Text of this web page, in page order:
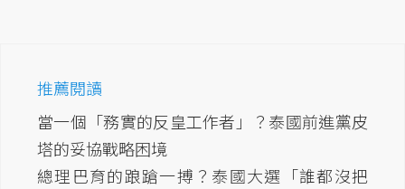
推薦閱讀
當一個「務實的反皇工作者」？泰國前進黨皮
塔的妥協戰略困境
總理巴育的踉蹌一搏？泰國大選「誰都沒把